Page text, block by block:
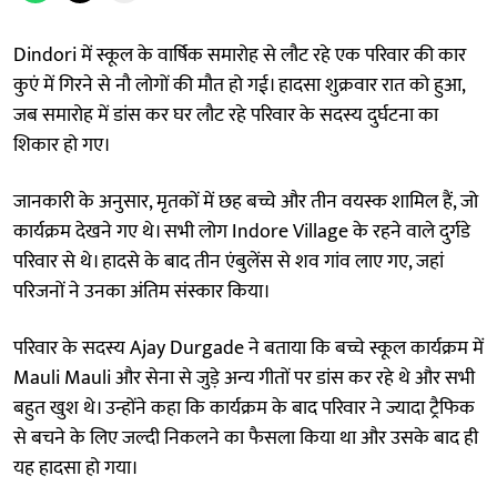
Dindori में स्कूल के वार्षिक समारोह से लौट रहे एक परिवार की कार
कुएं में गिरने से नौ लोगों की मौत हो गई। हादसा शुक्रवार रात को हुआ,
जब समारोह में डांस कर घर लौट रहे परिवार के सदस्य दुर्घटना का
शिकार हो गए।
जानकारी के अनुसार, मृतकों में छह बच्चे और तीन वयस्क शामिल हैं, जो
कार्यक्रम देखने गए थे। सभी लोग Indore Village के रहने वाले दुर्गडे
परिवार से थे। हादसे के बाद तीन एंबुलेंस से शव गांव लाए गए, जहां
परिजनों ने उनका अंतिम संस्कार किया।
परिवार के सदस्य Ajay Durgade ने बताया कि बच्चे स्कूल कार्यक्रम में
Mauli Mauli और सेना से जुड़े अन्य गीतों पर डांस कर रहे थे और सभी
बहुत खुश थे। उन्होंने कहा कि कार्यक्रम के बाद परिवार ने ज्यादा ट्रैफिक
से बचने के लिए जल्दी निकलने का फैसला किया था और उसके बाद ही
यह हादसा हो गया।